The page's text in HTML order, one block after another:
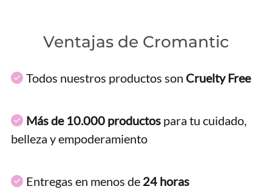
Ventajas de Cromantic
Todos nuestros productos son Cruelty Free
Más de 10.000 productos para tu cuidado,
belleza y empoderamiento
Entregas en menos de 24 horas